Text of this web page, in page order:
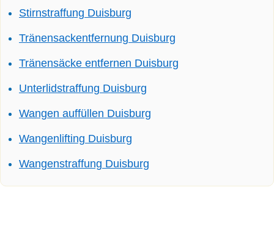
Stirnstraffung Duisburg
Tränensackentfernung Duisburg
Tränensäcke entfernen Duisburg
Unterlidstraffung Duisburg
Wangen auffüllen Duisburg
Wangenlifting Duisburg
Wangenstraffung Duisburg